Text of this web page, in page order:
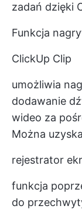
zadań dzięki
Funkcja
ClickUp Clip
umożliwia
dodawanie
wideo za
Można
rejestrator
funkcja
do